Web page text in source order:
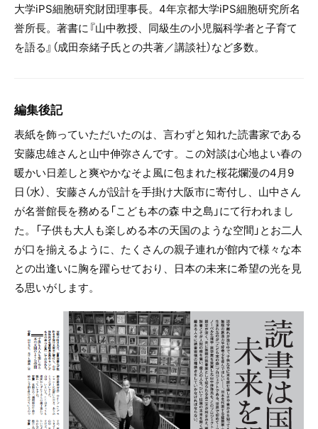
大学iPS細胞研究財団理事長。4年京都大学iPS細胞研究所名
誉所長。著書に『山中教授、同級生の小児脳科学者と子育て
を語る』（成田奈緒子氏との共著／講談社）など多数。
編集後記
表紙を飾っていただいたのは、言わずと知れた読書家である
安藤忠雄さんと山中伸弥さんです。この対談は心地よい春の
暖かい日差しと爽やかなそよ風に包まれた桜花爛漫の4月9
日（水）、安藤さんが設計を手掛け大阪市に寄付し、山中さん
が名誉館長を務める「こども本の森 中之島」にて行われまし
た。「子供も大人も楽しめる本の天国のような空間」とお二人
が口を揃えるように、たくさんの親子連れが館内で様々な本
との出逢いに胸を躍らせており、日本の未来に希望の光を見
る思いがします。